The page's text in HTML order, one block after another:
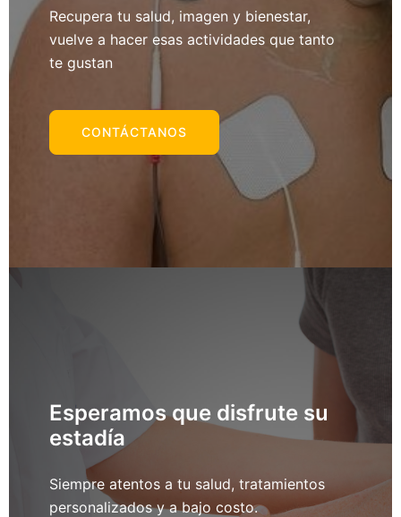
Recupera tu salud, imagen y bienestar,
vuelve a hacer esas actividades que tanto
te gustan
CONTÁCTANOS
Esperamos que disfrute su
estadía
Siempre atentos a tu salud, tratamientos
personalizados y a bajo costo.